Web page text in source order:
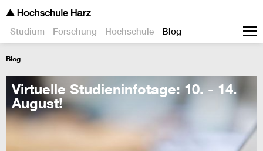
Studium Forschung Hochschule Blog
Blog
Virtuelle Studieninfotage: 10. - 14.
August!